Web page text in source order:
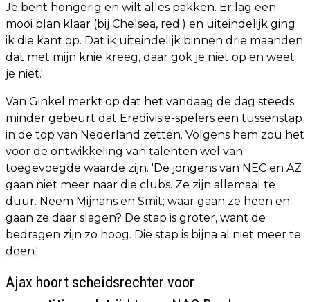
Je bent hongerig en wilt alles pakken. Er lag een
mooi plan klaar (bij Chelsea, red.) en uiteindelijk ging
ik die kant op. Dat ik uiteindelijk binnen drie maanden
dat met mijn knie kreeg, daar gok je niet op en weet
je niet.'
Van Ginkel merkt op dat het vandaag de dag steeds
minder gebeurt dat Eredivisie-spelers een tussenstap
in de top van Nederland zetten. Volgens hem zou het
voor de ontwikkeling van talenten wel van
toegevoegde waarde zijn. 'De jongens van NEC en AZ
gaan niet meer naar die clubs. Ze zijn allemaal te
duur. Neem Mijnans en Smit; waar gaan ze heen en
gaan ze daar slagen? De stap is groter, want de
bedragen zijn zo hoog. Die stap is bijna al niet meer te
doen.'
Ajax hoort scheidsrechter voor